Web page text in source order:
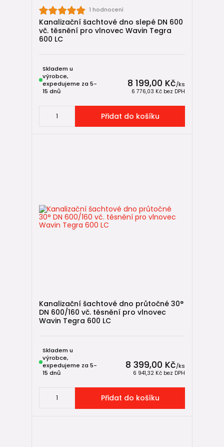
1 hodnocení
Kanalizační šachtové dno slepé DN 600
vč. těsnění pro vlnovec Wavin Tegra
600 LC
8 199,00 Kč/ks
6 776,03 Kč bez DPH
Skladem u
výrobce,
expedujeme za 5-
15 dnů
Přidat do košíku
Kanalizační šachtové dno průtočné 30°
DN 600/160 vč. těsnění pro vlnovec
Wavin Tegra 600 LC
8 399,00 Kč/ks
6 941,32 Kč bez DPH
Skladem u
výrobce,
expedujeme za 5-
15 dnů
Přidat do košíku